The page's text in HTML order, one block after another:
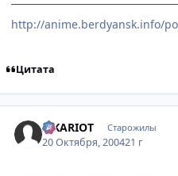
http://anime.berdyansk.info/
Цитата
ISKARIOT Старожилы
20 Октября, 200421 г